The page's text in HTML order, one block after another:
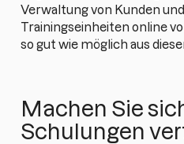
Verwaltung von Kunden
Trainingseinheiten online
so gut wie möglich aus
Machen Sie
Schulungen